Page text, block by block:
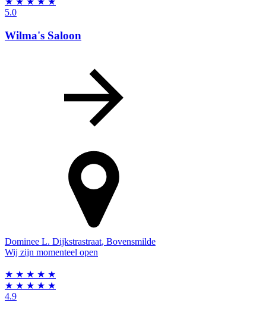
5.0
Wilma's Saloon
Dominee L. Dijkstrastraat, Bovensmilde
Wij zijn momenteel open
★ ★ ★ ★ ★
★ ★ ★ ★ ★
4.9